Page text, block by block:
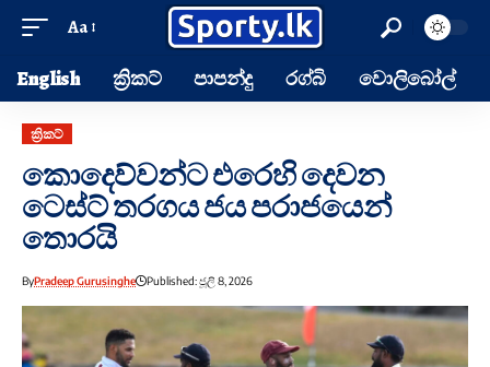
Aa
English ක්‍රිකට් පාපන්දු රග්බි වොලිබෝල්
ක්‍රිකට්
කොදෙව්වන්ට එරෙහි දෙවන
ටෙස්ට් තරගය ජය පරාජයෙන්
තොරයි
ByPradeep Gurusinghe Published: ජූලි 8, 2026